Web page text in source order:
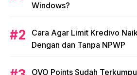
Windows?
Cara Agar Limit Kredivo
Dengan dan Tanpa NPWP
OVO Points Sudah